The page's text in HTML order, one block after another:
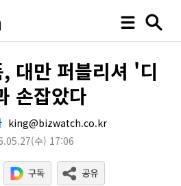
대만 퍼블리셔 '디
손잡았다
king@bizwatch.co.kr
(수) 17:06